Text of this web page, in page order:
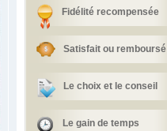
Fidélité recompensée
Satisfait ou remboursé
Le choix et le conseil
Le gain de temps